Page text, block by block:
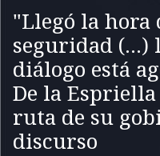
"Llegó la hora
seguridad (...)
diálogo está
De la
ruta de su
discurso